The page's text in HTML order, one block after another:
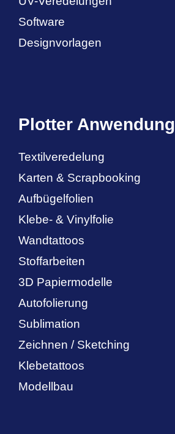
Software
Designvorlagen
Plotter Anwendung
Textilveredelung
Karten & Scrapbooking
Aufbügelfolien
Klebe- & Vinylfolie
Wandtattoos
Stoffarbeiten
3D Papiermodelle
Autofolierung
Sublimation
Zeichnen / Sketching
Klebetattoos
Modellbau